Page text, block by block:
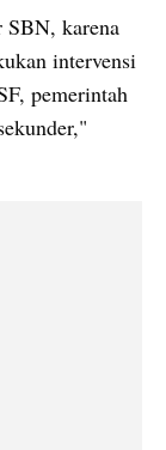
SBN, karena
intervensi
pemerintah